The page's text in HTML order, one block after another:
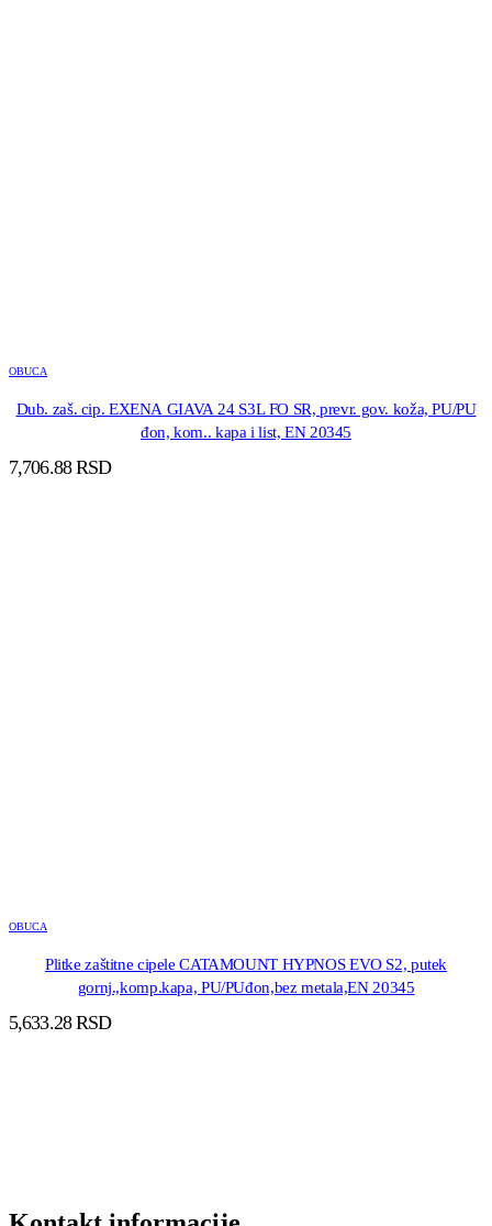
OBUCA
Dub. zaš. cip. EXENA GIAVA 24 S3L FO SR, prevr. gov. koža, PU/PU
đon, kom.. kapa i list, EN 20345
7,706.88RSD
OBUCA
Plitke zaštitne cipele CATAMOUNT HYPNOS EVO S2, putek
gornj.,komp.kapa, PU/PUđon,bez metala,EN 20345
5,633.28RSD